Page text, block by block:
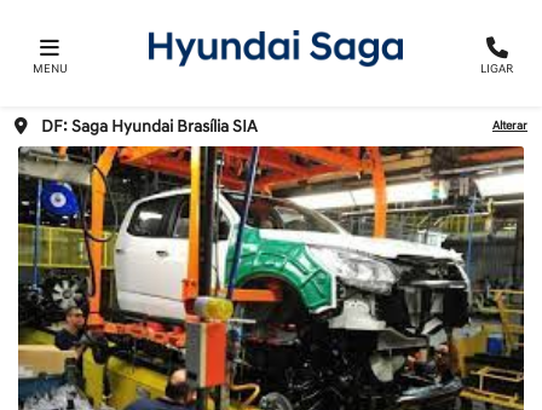
MENU LIGAR
DF: Saga Hyundai Brasília SIA Alterar